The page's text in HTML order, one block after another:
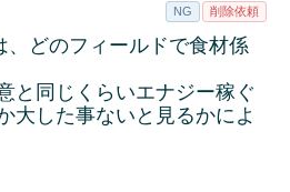
NG 削除依頼
、どのフィールドで食材係
と同じくらいエナジー稼ぐ
大した事ないと見るかによ